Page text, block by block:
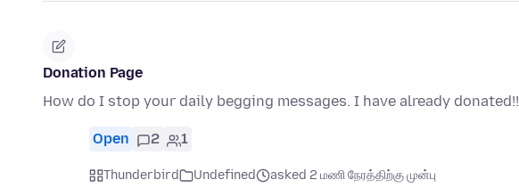
Donation Page
How do I stop your daily begging messages. I have already donated!!
Open 2 1
Thunderbird Undefined asked 2 மணி நேரத்திற்கு முன்பு